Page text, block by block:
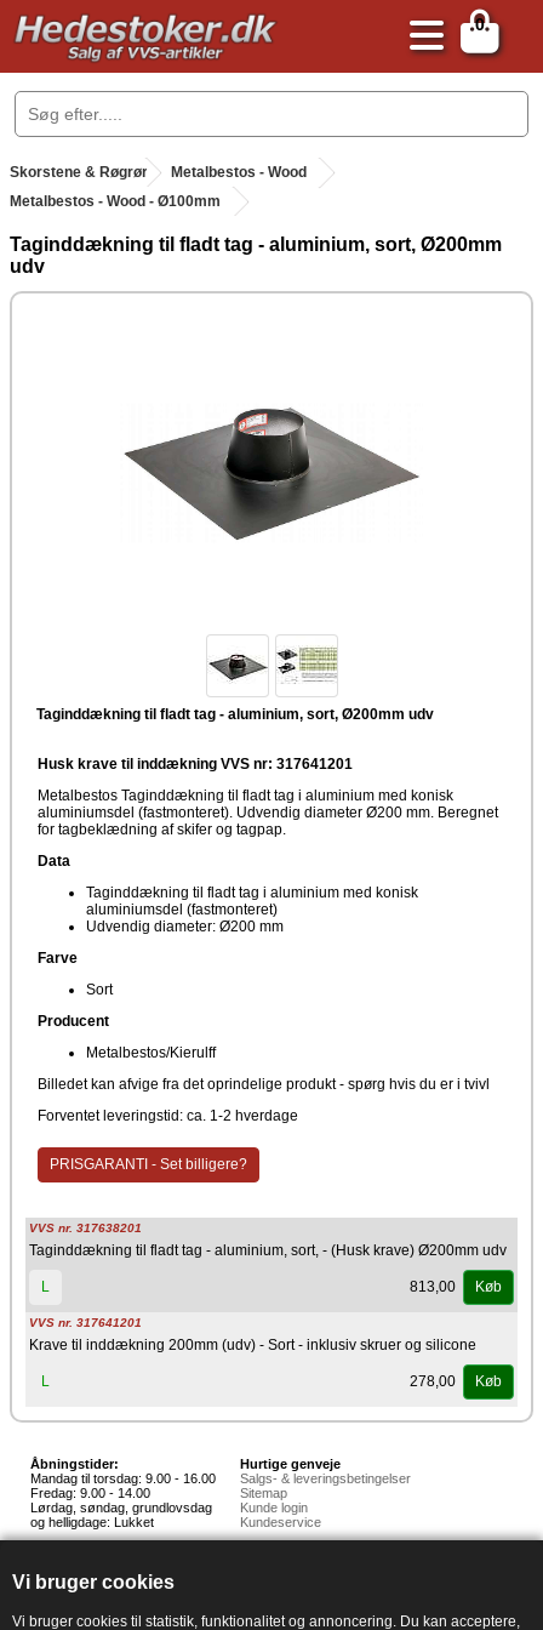
Vi bruger cookies
Vi bruger cookies til statistik, funktionalitet og annoncering. Du kan acceptere,
0
.
Skorstene & Røgrør .
Metalbestos - Wood
Metalbestos - Wood - Ø100mm
Taginddækning til fladt tag - aluminium, sort, Ø200mm
udv
Taginddækning til fladt tag - aluminium, sort, Ø200mm udv
Husk krave til inddækning VVS nr: 317641201
Metalbestos Taginddækning til fladt tag i aluminium med konisk
aluminiumsdel (fastmonteret). Udvendig diameter Ø200 mm. Beregnet
for tagbeklædning af skifer og tagpap.
Data
Taginddækning til fladt tag i aluminium med konisk
aluminiumsdel (fastmonteret)
Udvendig diameter: Ø200 mm
Farve
Sort
Producent
Metalbestos/Kierulff
Billedet kan afvige fra det oprindelige produkt - spørg hvis du er i tvivl
Forventet leveringstid: ca. 1-2 hverdage
PRISGARANTI - Set billigere?
VVS nr. 317638201
Taginddækning til fladt tag - aluminium, sort, - (Husk krave) Ø200mm udv
L 813,00 Køb
VVS nr. 317641201
Krave til inddækning 200mm (udv) - Sort - inklusiv skruer og silicone
L 278,00 Køb
Åbningstider:
Mandag til torsdag: 9.00 - 16.00
Fredag: 9.00 - 14.00
Lørdag, søndag, grundlovsdag
og helligdage: Lukket
Hurtige genveje
Salgs- & leveringsbetingelser
Sitemap
Kunde login
Kundeservice
Hunnerupvej 3, 6920 Videbæk
E-mail:salg@hedestoker.dk
PA: